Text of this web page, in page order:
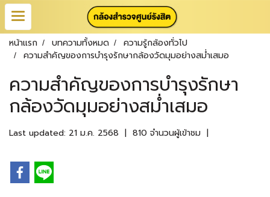
หน้าแรก บทความทั้งหมด
ความรู้กล้องทั่วไป
ความสำคัญของการบำรุงรักษากล้องวัดมุมอย่างสม่ำเสมอ
ความสำคัญของการบำรุงรักษา
กล้องวัดมุมอย่างสม่ำเสมอ
Last updated: 21 ม.ค. 2568 | 810 จำนวนผู้เข้าชม |